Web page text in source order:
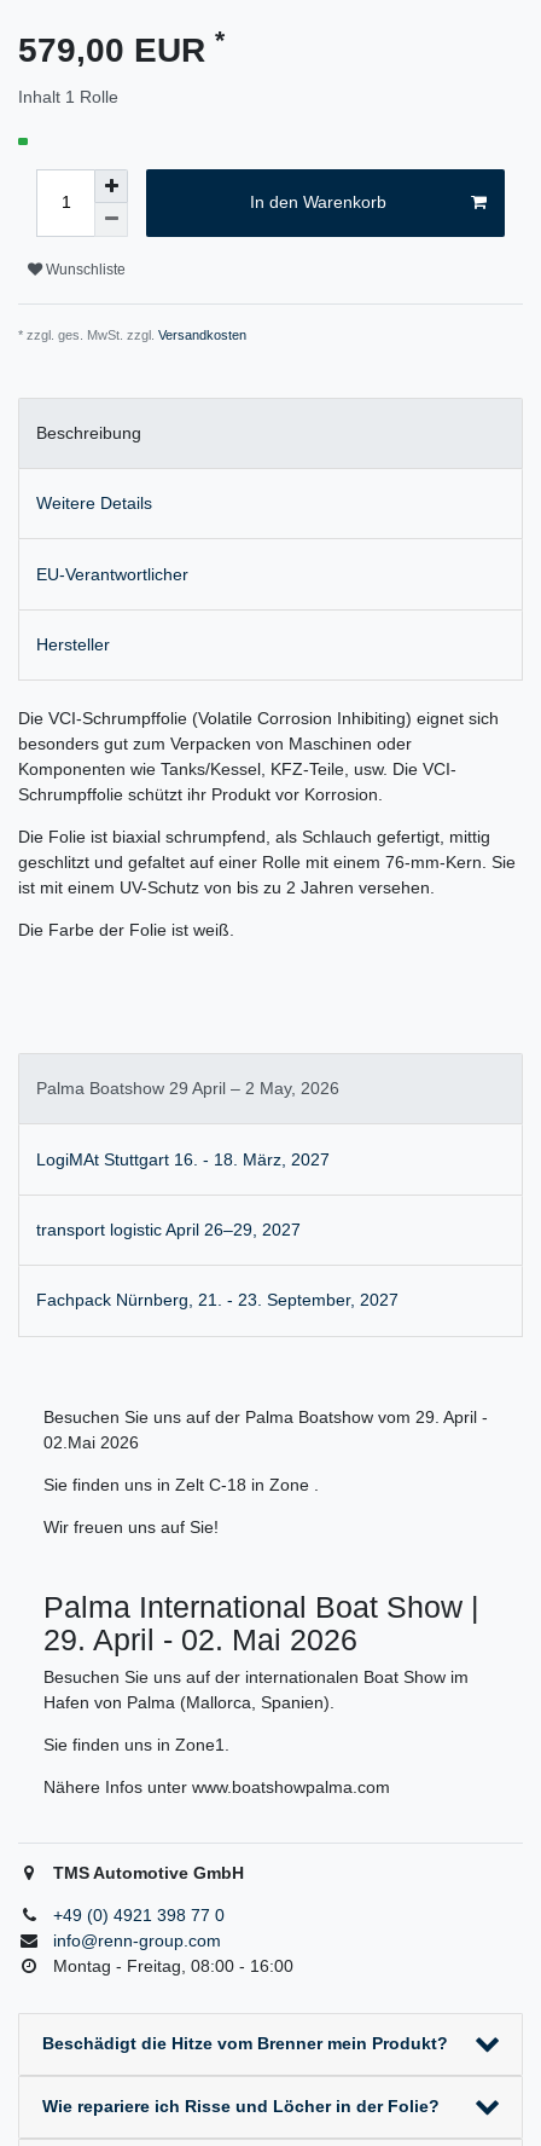
579,00 EUR *
Inhalt 1 Rolle
In den Warenkorb
Wunschliste
* zzgl. ges. MwSt. zzgl. Versandkosten
Beschreibung
Weitere Details
EU-Verantwortlicher
Hersteller
Die VCI-Schrumpffolie (Volatile Corrosion Inhibiting) eignet sich
besonders gut zum Verpacken von Maschinen oder
Komponenten wie Tanks/Kessel, KFZ-Teile, usw. Die VCI-
Schrumpffolie schützt ihr Produkt vor Korrosion.
Die Folie ist biaxial schrumpfend, als Schlauch gefertigt, mittig
geschlitzt und gefaltet auf einer Rolle mit einem 76-mm-Kern. Sie
ist mit einem UV-Schutz von bis zu 2 Jahren versehen.
Die Farbe der Folie ist weiß.
Palma Boatshow 29 April – 2 May, 2026
LogiMAt Stuttgart 16. - 18. März, 2027
transport logistic April 26–29, 2027
Fachpack Nürnberg, 21. - 23. September, 2027
Besuchen Sie uns auf der Palma Boatshow vom 29. April -
02.Mai 2026
Sie finden uns in Zelt C-18 in Zone .
Wir freuen uns auf Sie!
Palma International Boat Show |
29. April - 02. Mai 2026
Besuchen Sie uns auf der internationalen Boat Show im
Hafen von Palma (Mallorca, Spanien).
Sie finden uns in Zone1.
Nähere Infos unter www.boatshowpalma.com
TMS Automotive GmbH
+49 (0) 4921 398 77 0
info@renn-group.com
Montag - Freitag, 08:00 - 16:00
Beschädigt die Hitze vom Brenner mein Produkt?
Wie repariere ich Risse und Löcher in der Folie?